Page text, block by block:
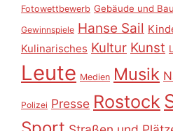
Fotowettbewerb Gebäude und
Gewinnspiele Hanse Sail
Kulinarisches Kultur Kunst
Leute Medien Musik
Polizei Presse Rostock